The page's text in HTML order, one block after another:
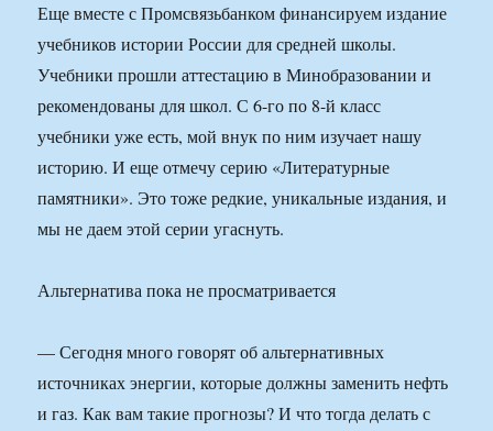
Еще вместе с Промсвязьбанком финансируем издание
учебников истории России для средней школы.
Учебники прошли аттестацию в Минобразовании и
рекомендованы для школ. С 6-го по 8-й класс
учебники уже есть, мой внук по ним изучает нашу
историю. И еще отмечу серию «Литературные
памятники». Это тоже редкие, уникальные издания, и
мы не даем этой серии угаснуть.
Альтернатива пока не просматривается
— Сегодня много говорят об альтернативных
источниках энергии, которые должны заменить нефть
и газ. Как вам такие прогнозы? И что тогда делать с